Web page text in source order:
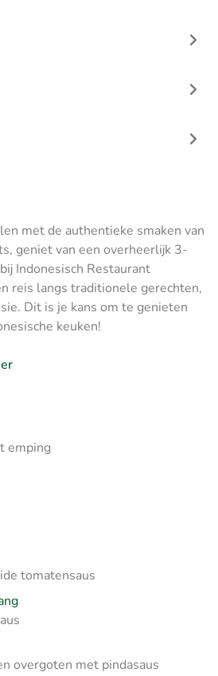
met de authentieke smaken van
geniet van een overheerlijk 3-
Indonesisch Restaurant
reis langs traditionele gerechten,
Dit is je kans om te genieten
keuken!
emping
tomatensaus
overgoten met pindasaus